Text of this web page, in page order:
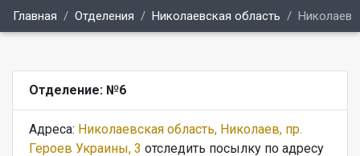
Главная Отделения Николаевская область Николаев
Отделение: №6
Адреса: Николаевская область, Николаев, пр.
Героев Украины, 3 отследить посылку по адресу